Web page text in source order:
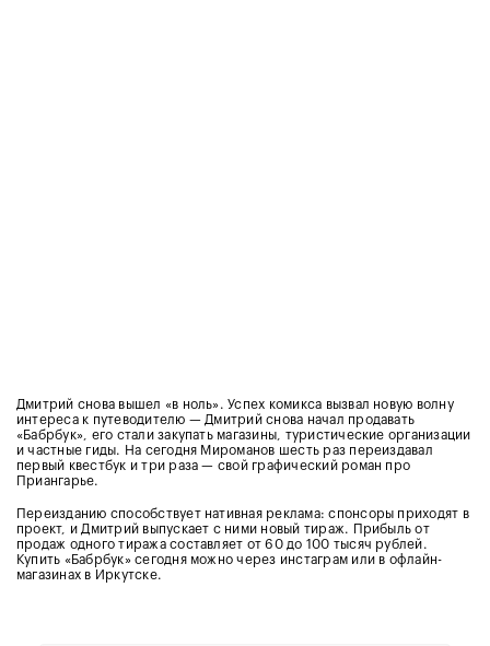
Дмитрий снова вышел «в ноль». Успех комикса вызвал новую волну
интереса к путеводителю — Дмитрий снова начал продавать
«Бабрбук», его стали закупать магазины, туристические организации
и частные гиды. На сегодня Мироманов шесть раз переиздавал
первый квестбук и три раза — свой графический роман про
Приангарье.
Переизданию способствует нативная реклама: спонсоры приходят в
проект, и Дмитрий выпускает с ними новый тираж. Прибыль от
продаж одного тиража составляет от 60 до 100 тысяч рублей.
Купить «Бабрбук» сегодня можно через инстаграм или в офлайн-
магазинах в Иркутске.